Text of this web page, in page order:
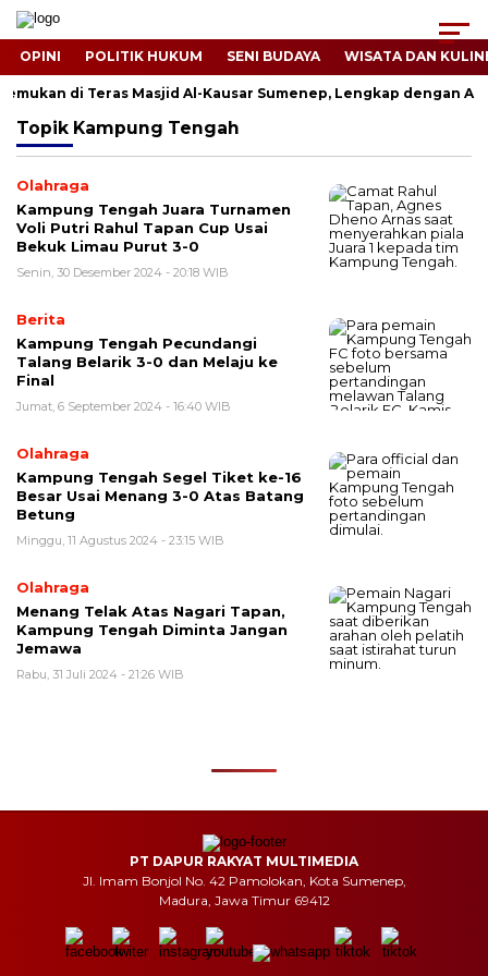
OPINI POLITIK HUKUM SENI BUDAYA WISATA DAN
di Teras Masjid Al-Kausar Sumenep, Lengkap dengan
Topik Kampung Tengah
Olahraga
Kampung Tengah Juara Turnamen
Voli Putri Rahul Tapan Cup Usai
Bekuk Limau Purut 3-0
Senin, 30 Desember 2024 - 20:18 WIB
Berita
Kampung Tengah Pecundangi
Talang Belarik 3-0 dan Melaju ke
Final
Jumat, 6 September 2024 - 16:40 WIB
Olahraga
Kampung Tengah Segel Tiket ke-16
Besar Usai Menang 3-0 Atas Batang
Betung
Minggu, 11 Agustus 2024 - 23:15 WIB
Olahraga
Menang Telak Atas Nagari Tapan,
Kampung Tengah Diminta Jangan
Jemawa
Rabu, 31 Juli 2024 - 21:26 WIB
PT DAPUR RAKYAT MULTIMEDIA
Jl. Imam Bonjol No. 42 Pamolokan, Kota Sumenep,
Madura, Jawa Timur 69412